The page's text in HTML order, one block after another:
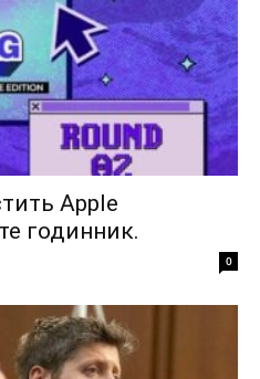
Apple
годинник.
0